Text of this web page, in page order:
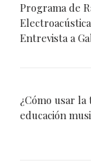
Programa de
Entrevista a
¿Cómo usar
educación